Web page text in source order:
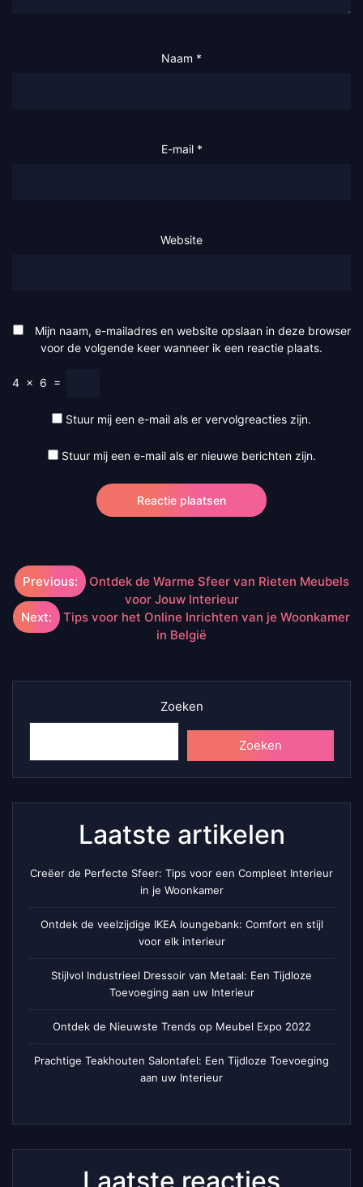
Naam *
E-mail *
Website
Mijn naam, e-mailadres en website opslaan in deze browser
voor de volgende keer wanneer ik een reactie plaats.
4 × 6 =
Stuur mij een e-mail als er vervolgreacties zijn.
Stuur mij een e-mail als er nieuwe berichten zijn.
Berichtnavigatie
Previous:
Ontdek de Warme Sfeer van Rieten Meubels
voor Jouw Interieur
Next:
Tips voor het Online Inrichten van je Woonkamer
in België
Zoeken
Zoeken
Laatste artikelen
Creëer de Perfecte Sfeer: Tips voor een Compleet Interieur
in je Woonkamer
Ontdek de veelzijdige IKEA loungebank: Comfort en stijl
voor elk interieur
Stijlvol Industrieel Dressoir van Metaal: Een Tijdloze
Toevoeging aan uw Interieur
Ontdek de Nieuwste Trends op Meubel Expo 2022
Prachtige Teakhouten Salontafel: Een Tijdloze Toevoeging
aan uw Interieur